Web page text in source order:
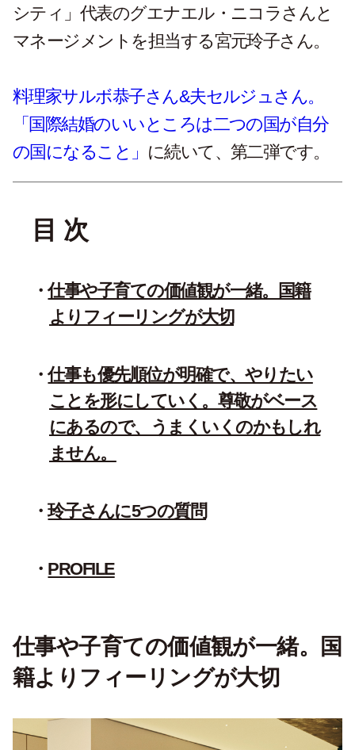
シティ」代表のグエナエル・ニコラさんと
マネージメントを担当する宮元玲子さん。
料理家サルボ恭子さん&夫セルジュさん。
「国際結婚のいいところは二つの国が自分
の国になること」 に続いて、第二弾です。
目 次
仕事や子育ての価値観が一緒。国籍
よりフィーリングが大切
仕事も優先順位が明確で、やりたい
ことを形にしていく。尊敬がベース
にあるので、うまくいくのかもしれ
ません。
玲子さんに5つの質問
PROFILE
仕事や子育ての価値観が一緒。国
籍よりフィーリングが大切